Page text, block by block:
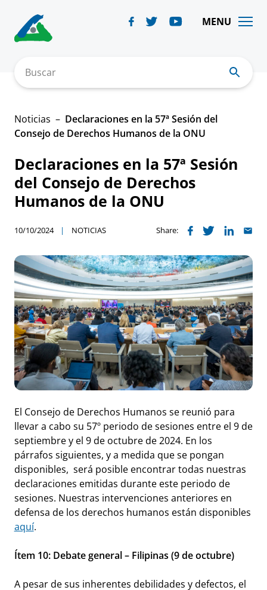
content
MENU
Buscar
Noticias
Declaraciones en la 57ª Sesión del
Consejo de Derechos Humanos de la ONU
Declaraciones en la 57ª Sesión
del Consejo de Derechos
Humanos de la ONU
10/10/2024 NOTICIAS Share:
El Consejo de Derechos Humanos se reunió para
llevar a cabo su 57º periodo de sesiones entre el 9 de
septiembre y el 9 de octubre de 2024. En los
párrafos siguientes, y a medida que se pongan
disponibles, será posible encontrar todas nuestras
declaraciones emitidas durante este periodo de
sesiones. Nuestras intervenciones anteriores en
defensa de los derechos humanos están disponibles
aquí.
Ítem 10: Debate general – Filipinas (9 de octubre)
A pesar de sus inherentes debilidades y defectos, el